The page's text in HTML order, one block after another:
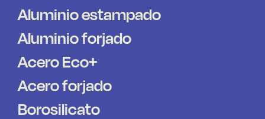
Aluminio estampado
Aluminio forjado
Acero Eco+
Acero forjado
Borosilicato